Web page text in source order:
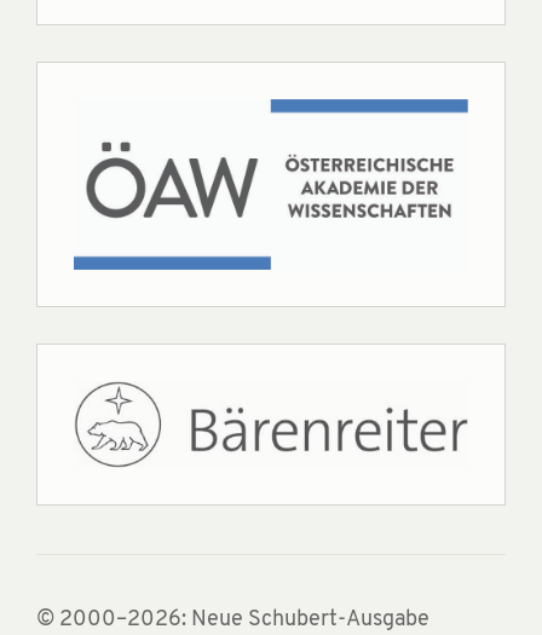
© 2000–2026: Neue Schubert-Ausgabe